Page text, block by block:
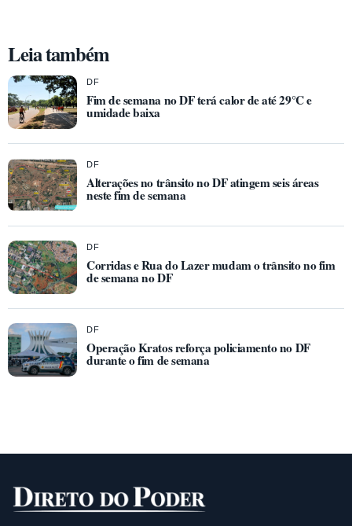
Leia também
DF
Fim de semana no DF terá calor de até 29°C e
umidade baixa
DF
Alterações no trânsito no DF atingem seis áreas
neste fim de semana
DF
Corridas e Rua do Lazer mudam o trânsito no fim
de semana no DF
DF
Operação Kratos reforça policiamento no DF
durante o fim de semana